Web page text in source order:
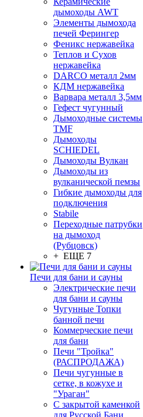
дымоходы AWT
Элементы дымохода
печей Ферингер
Феникс нержавейка
Теплов и Сухов
нержавейка
DARCO металл 2мм
КДМ нержавейка
Варвара металл 3,5мм
Гефест чугунный
Дымоходные системы
TMF
Дымоходы
SCHIEDEL
Дымоходы Вулкан
Дымоходы из
вулканической пемзы
Гибкие дымоходы для
подключения
Stabile
Переходные патрубки
на дымоход
(Рубцовск)
+ ЕЩЕ 7
Печи для бани и сауны
Электрические печи
для бани и сауны
Чугунные Топки
банной печи
Коммерческие печи
для бани
Печи "Тройка"
(РАСПРОДАЖА)
Печи чугунные в
сетке, в кожухе и
"Ураган"
С закрытой каменкой
для Русской Бани